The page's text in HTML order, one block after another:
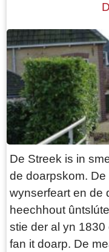
De Streek is in
de doarpskom.
wynserfeart en de
heechhout
stie der al yn
fan it doarp. De